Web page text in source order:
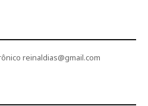
reinaldias@gmail.com